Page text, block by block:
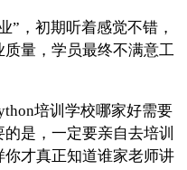
，初期听着感觉不错，
量，学员最终不满意工
培训学校哪家好需要
是，一定要亲自去培训
才真正知道谁家老师讲